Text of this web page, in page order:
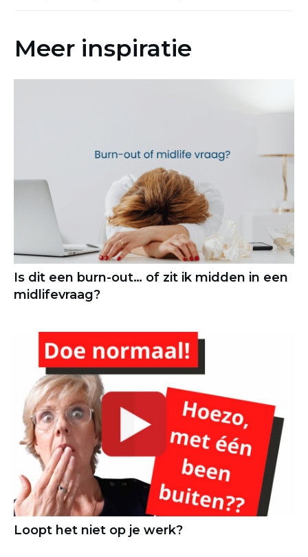
Meer inspiratie
Is dit een burn-out… of zit ik midden in een
midlifevraag?
Loopt het niet op je werk?